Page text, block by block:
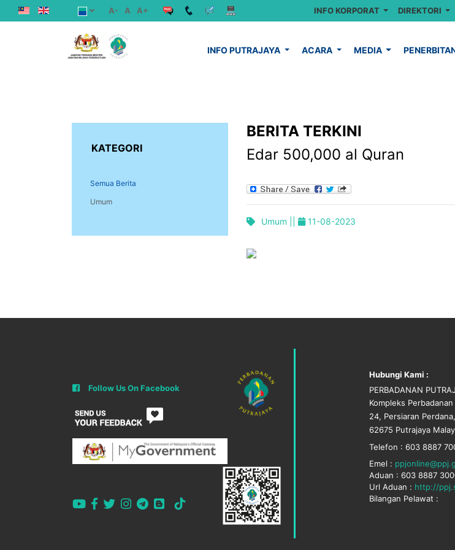
A- A A+ INFO KORPORAT DIREKTORI
INFO PUTRAJAYA ACARA MEDIA
KATEGORI
Semua Berita
Umum
BERITA TERKINI
Edar 500,000 al Quran
Umum || 11-08-2023
Follow Us On Facebook
Hubungi Kami :
PERBADANAN
Kompleks
24, Persiaran
62675 Putrajaya
Telefon : 603 8887
Emel :
Aduan : 603 8887
Url Aduan : http://
Bilangan Pelawat :